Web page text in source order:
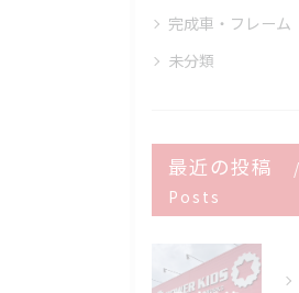
完成車・フレーム
未分類
最近の投稿
Posts